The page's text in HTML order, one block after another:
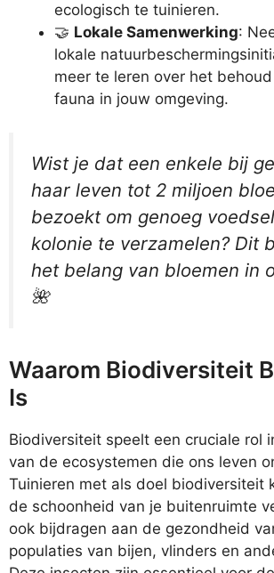
ecologisch te tuinieren.
🤝 Lokale Samenwerking:
lokale
meer te leren over het
fauna in jouw omgeving.
Wist je dat een enkele bij
haar leven tot 2 miljoen
bezoekt om genoeg
kolonie te verzamelen? Dit
het belang van bloemen in
🌺
Waarom Biodiversiteit
Is
Biodiversiteit speelt een cruciale rol
van de ecosystemen die ons leven
Tuinieren met als doel biodiversiteit
de schoonheid van je buitenruimte
ook bijdragen aan de gezondheid
populaties van bijen, vlinders en